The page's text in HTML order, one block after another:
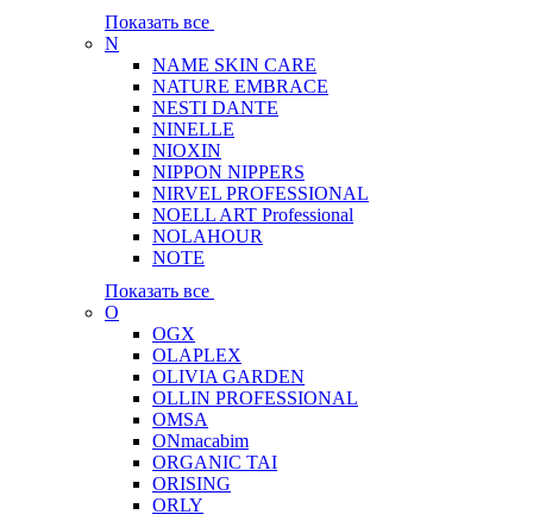
Показать все
N
NAME SKIN CARE
NATURE EMBRACE
NESTI DANTE
NINELLE
NIOXIN
NIPPON NIPPERS
NIRVEL PROFESSIONAL
NOELL ART Professional
NOLAHOUR
NOTE
Показать все
O
OGX
OLAPLEX
OLIVIA GARDEN
OLLIN PROFESSIONAL
OMSA
ONmacabim
ORGANIC TAI
ORISING
ORLY